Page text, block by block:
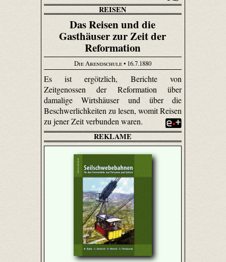
REISEN
Das Reisen und die
Gasthäuser zur Zeit der
Reformation
Die Abendschule• 16.7.1880
Es ist ergötzlich, Berichte von
Zeitgenossen der Reformation über
damalige Wirtshäuser und über die
Beschwerlichkeiten zu lesen, womit Reisen
zu jener Zeit verbunden waren.
REKLAME